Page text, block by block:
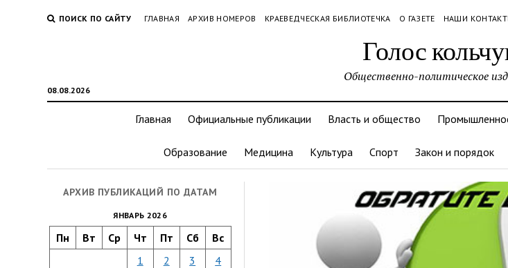
ПОИСК ПО САЙТУ ГЛАВНАЯ АРХИВ НОМЕРОВ КРАЕВЕДЧЕСКАЯ БИБЛИОТЕЧКА О ГАЗЕТЕ НАШИ
Голос
08.08.2026
Общественно-политическое
Главная Официальные публикации Власть и общество
Образование Медицина Культура Спорт Закон и порядок
АРХИВ ПУБЛИКАЦИЙ ПО ДАТАМ
ЯНВАРЬ 2026
Пн Вт Ср Чт Пт Сб Вс
1 2 3
4